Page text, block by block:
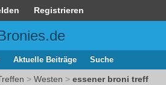
Registrieren
Aktuelle Beiträge Suche
> Westen > essener broni treff